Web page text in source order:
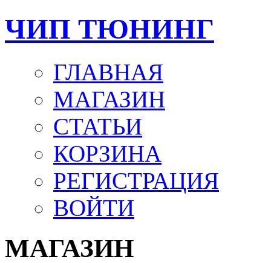
ЧИП ТЮНИНГ
ГЛАВНАЯ
МАГАЗИН
СТАТЬИ
КОРЗИНА
РЕГИСТРАЦИЯ
ВОЙТИ
МАГАЗИН